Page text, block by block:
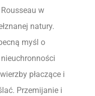
w
natury.
myśl o
płaczące i
Przemijanie i